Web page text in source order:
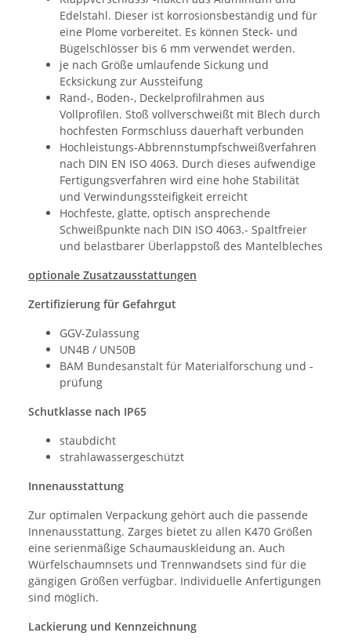
Edelstahl. Dieser ist korrosionsbeständig und für
eine Plome vorbereitet. Es können Steck- und
Bügelschlösser bis 6 mm verwendet werden.
je nach Größe umlaufende Sickung und
Ecksickung zur Aussteifung
Rand-, Boden-, Deckelprofilrahmen aus
Vollprofilen. Stoß vollverschweißt mit Blech durch
hochfesten Formschluss dauerhaft verbunden
Hochleistungs-Abbrennstumpfschweißverfahren
nach DIN EN ISO 4063. Durch dieses aufwendige
Fertigungsverfahren wird eine hohe Stabilität
und Verwindungssteifigkeit erreicht
Hochfeste, glatte, optisch ansprechende
Schweißpunkte nach DIN ISO 4063.- Spaltfreier
und belastbarer Überlappstoß des Mantelbleches
optionale Zusatzausstattungen
Zertifizierung für Gefahrgut
GGV-Zulassung
UN4B / UN50B
BAM Bundesanstalt für Materialforschung und -
prüfung
Schutklasse nach IP65
staubdicht
strahlawassergeschützt
Innenausstattung
Zur optimalen Verpackung gehört auch die passende
Innenausstattung. Zarges bietet zu allen K470 Größen
eine serienmäßige Schaumauskleidung an. Auch
Würfelschaumnsets und Trennwandsets sind für die
gängigen Größen verfügbar. Individuelle Anfertigungen
sind möglich.
Lackierung und Kennzeichnung